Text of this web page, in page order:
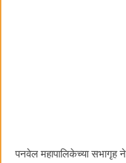
पनवेल महापालिकेच्या सभागृह